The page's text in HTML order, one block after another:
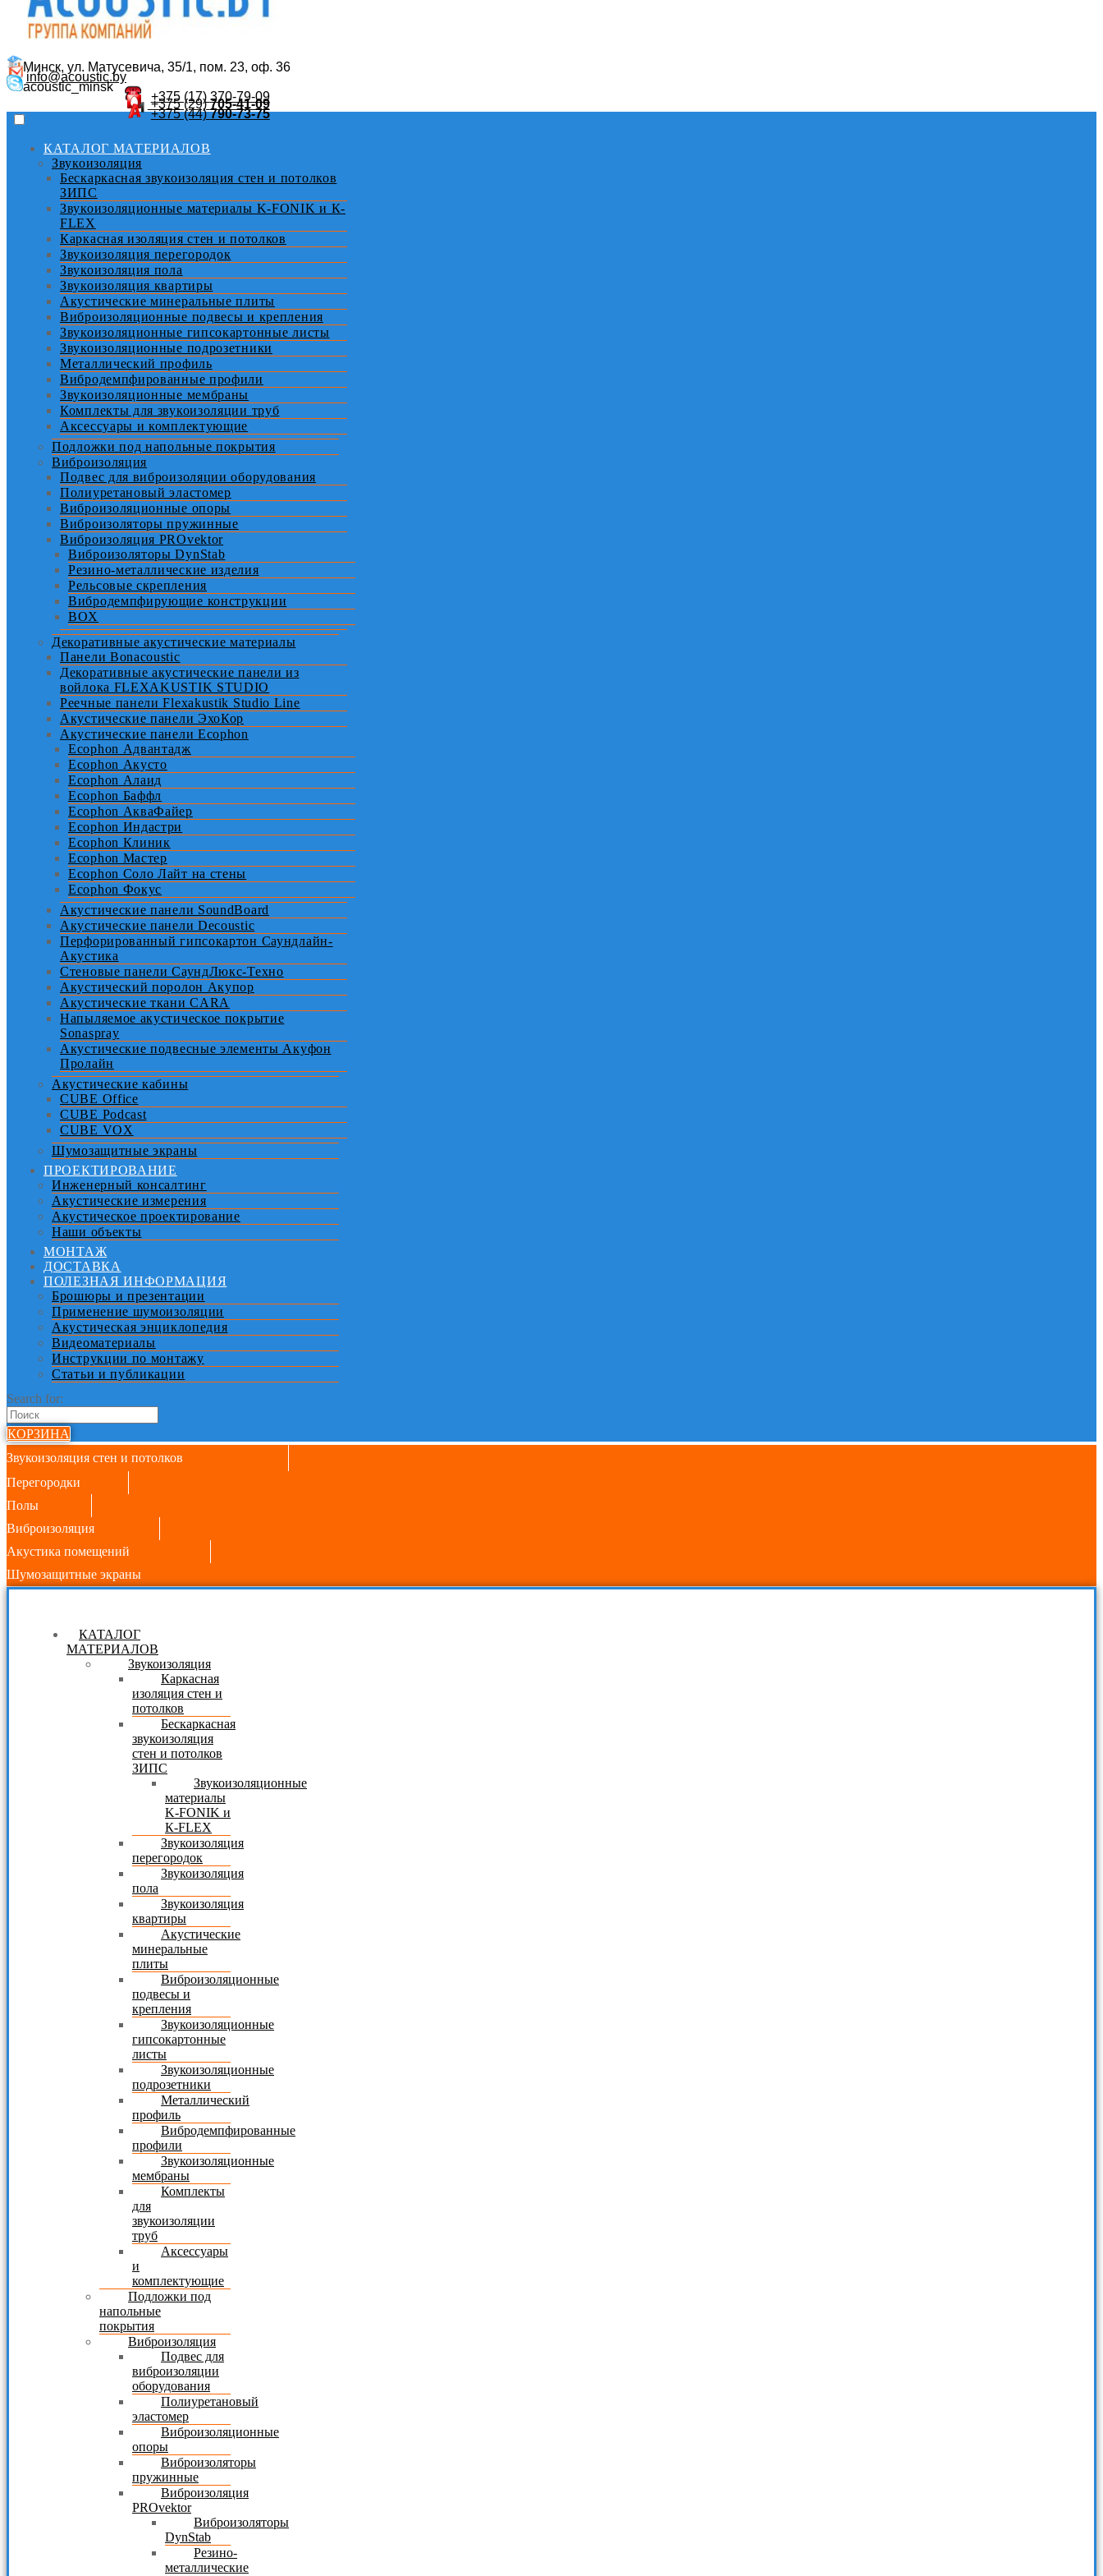
Минск, ул. Матусевича, 35/1, пом. 23, оф. 36
info@acoustic.by
acoustic_minsk
+375 (17) 370-79-09
+375 (29)705-41-09
+375 (44)790-73-75
КАТАЛОГ МАТЕРИАЛОВ
Звукоизоляция
Бескаркасная звукоизоляция стен и потолков
ЗИПС
Звукоизоляционные материалы K-FONIK и К-
FLEX
Каркасная изоляция стен и потолков
Звукоизоляция перегородок
Звукоизоляция пола
Звукоизоляция квартиры
Акустические минеральные плиты
Виброизоляционные подвесы и крепления
Звукоизоляционные гипсокартонные листы
Звукоизоляционные подрозетники
Металлический профиль
Вибродемпфированные профили
Звукоизоляционные мембраны
Комплекты для звукоизоляции труб
Аксессуары и комплектующие
Подложки под напольные покрытия
Виброизоляция
Подвес для виброизоляции оборудования
Полиуретановый эластомер
Виброизоляционные опоры
Виброизоляторы пружинные
Виброизоляция PROvektor
Виброизоляторы DynStab
Резино-металлические изделия
Рельсовые скрепления
Вибродемпфирующие конструкции
BOX
Декоративные акустические материалы
Панели Bonacoustic
Декоративные акустические панели из
войлока FLEXAKUSTIK STUDIO
Реечные панели Flexakustik Studio Line
Акустические панели ЭхоКор
Акустические панели Ecophon
Ecophon Адвантадж
Ecophon Акусто
Ecophon Алаид
Ecophon Баффл
Ecophon АкваФайер
Ecophon Индастри
Ecophon Клиник
Ecophon Мастер
Ecophon Соло Лайт на стены
Ecophon Фокус
Акустические панели SoundBoard
Акустические панели Decoustic
Перфорированный гипсокартон Саундлайн-
Акустика
Стеновые панели СаундЛюкс-Техно
Акустический поролон Акупор
Акустические ткани CARA
Напыляемое акустическое покрытие
Sonaspray
Акустические подвесные элементы Акуфон
Пролайн
Акустические кабины
CUBE Office
CUBE Podcast
CUBE VOX
Шумозащитные экраны
ПРОЕКТИРОВАНИЕ
Инженерный консалтинг
Акустические измерения
Акустическое проектирование
Наши объекты
МОНТАЖ
ДОСТАВКА
ПОЛЕЗНАЯ ИНФОРМАЦИЯ
Брошюры и презентации
Применение шумоизоляции
Акустическая энциклопедия
Видеоматериалы
Инструкции по монтажу
Статьи и публикации
Search for:
КОРЗИНА
Звукоизоляция стен и потолков
Перегородки
Полы
Виброизоляция
Акустика помещений
Шумозащитные экраны
КАТАЛОГ
МАТЕРИАЛОВ
Звукоизоляция
Каркасная
изоляция стен и
потолков
Бескаркасная
звукоизоляция
стен и потолков
ЗИПС
Звукоизоляционные
материалы
K-FONIK и
К-FLEX
Звукоизоляция
перегородок
Звукоизоляция
пола
Звукоизоляция
квартиры
Акустические
минеральные
плиты
Виброизоляционные
подвесы и
крепления
Звукоизоляционные
гипсокартонные
листы
Звукоизоляционные
подрозетники
Металлический
профиль
Вибродемпфированные
профили
Звукоизоляционные
мембраны
Комплекты
для
звукоизоляции
труб
Аксессуары
и
комплектующие
Подложки под
напольные
покрытия
Виброизоляция
Подвес для
виброизоляции
оборудования
Полиуретановый
эластомер
Виброизоляционные
опоры
Виброизоляторы
пружинные
Виброизоляция
PROvektor
Виброизоляторы
DynStab
Резино-
металлические